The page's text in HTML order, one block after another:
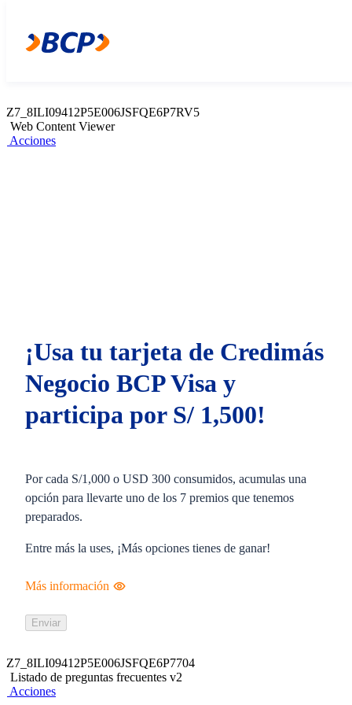
Acciones
Z7_8ILI09412P5E006JSFQE6P7RV5
Web Content Viewer
Acciones
¡Usa tu tarjeta de Credimás
Negocio BCP Visa y
participa por S/ 1,500!
Por cada S/1,000 o USD 300 consumidos, acumulas una
opción para llevarte uno de los 7 premios que tenemos
preparados.
Entre más la uses, ¡Más opciones tienes de ganar!
Más información
Enviar
Z7_8ILI09412P5E006JSFQE6P7704
Listado de preguntas frecuentes v2
Acciones